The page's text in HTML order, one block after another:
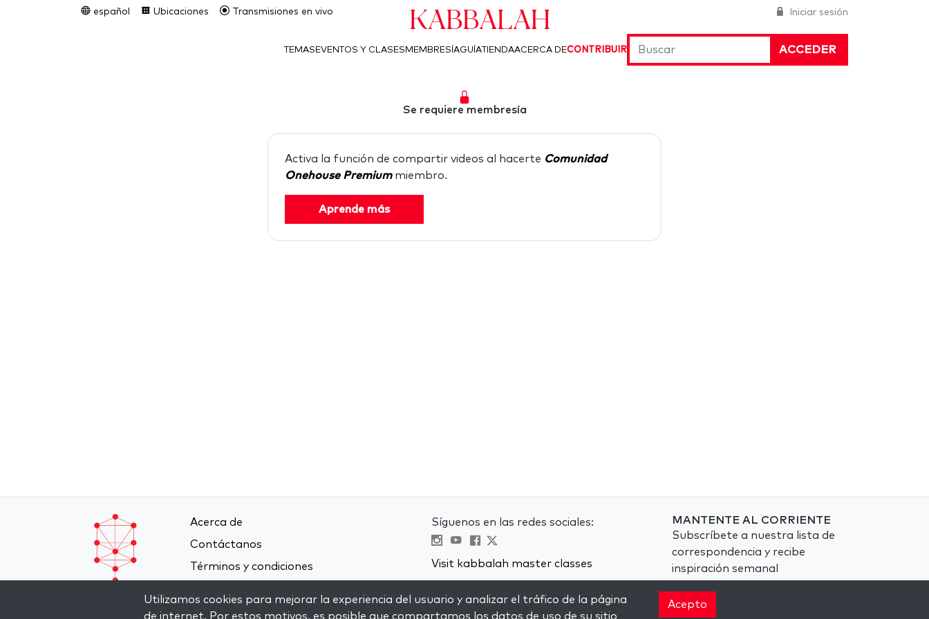
Iniciar sesión
español Ubicaciones Transmisiones en vivo Kabbalah
ACCEDER
TEMAS EVENTOS Y CLASES MEMBRESÍAGUÍATIENDAACERCA DECONTRIBUIR
Se requiere membresía
Activa la función de compartir videos al hacerte Comunidad
Onehouse Premium miembro.
Aprende más
Acerca de
Contáctanos
Términos y condiciones
Síguenos en las redes sociales:
Visit kabbalah master classes
MANTENTE AL CORRIENTE
Subscríbete a nuestra lista de
correspondencia y recibe
inspiración semanal
entrada.
Utilizamos cookies para mejorar la experiencia del usuario y analizar el tráfico de la página
de internet. Por estos motivos, es posible que compartamos los datos de uso de su sitio
Acepto